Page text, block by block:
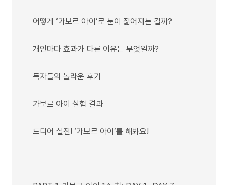
어떻게 ‘가보르 아이’로 눈이 젊어지는 걸까?
개인마다 효과가 다른 이유는 무엇일까?
독자들의 놀라운 후기
가보르 아이 실험 결과
드디어 실전! ‘가보르 아이’를 해봐요!